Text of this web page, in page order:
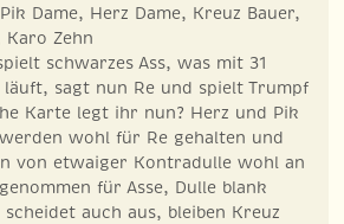
Dame, Herz Dame, Kreuz Bauer,
Karo Zehn
schwarzes Ass, was mit 31
läuft, sagt nun Re und spielt Trumpf
Karte legt ihr nun? Herz und Pik
wohl für Re gehalten und
von etwaiger Kontradulle wohl an
für Asse, Dulle blank
scheidet auch aus, bleiben Kreuz